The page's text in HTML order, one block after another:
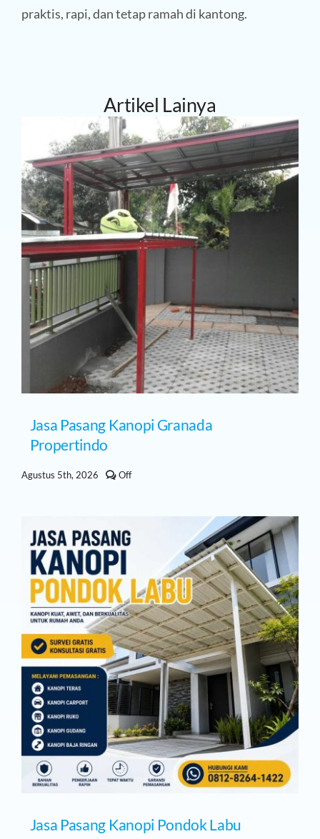
praktis, rapi, dan tetap ramah di kantong.
Artikel Lainya
Jasa Pasang Kanopi Granada
Propertindo
Agustus 5th, 2026 OffComments
Granada
Propertindo
Jasa Pasang Kanopi Pondok Labu